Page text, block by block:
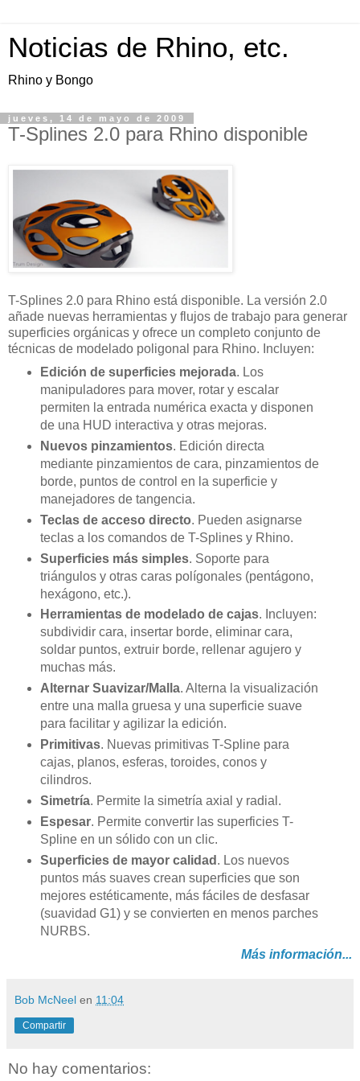
Noticias de Rhino, etc.
Rhino y Bongo
jueves, 14 de mayo de 2009
T-Splines 2.0 para Rhino disponible
T-Splines 2.0 para Rhino está disponible. La versión 2.0
añade nuevas herramientas y flujos de trabajo para generar
superficies orgánicas y ofrece un completo conjunto de
técnicas de modelado poligonal para Rhino. Incluyen:
Edición de superficies mejorada. Los
manipuladores para mover, rotar y escalar
permiten la entrada numérica exacta y disponen
de una HUD interactiva y otras mejoras.
Nuevos pinzamientos. Edición directa
mediante pinzamientos de cara, pinzamientos de
borde, puntos de control en la superficie y
manejadores de tangencia.
Teclas de acceso directo. Pueden asignarse
teclas a los comandos de T-Splines y Rhino.
Superficies más simples. Soporte para
triángulos y otras caras polígonales (pentágono,
hexágono, etc.).
Herramientas de modelado de cajas. Incluyen:
subdividir cara, insertar borde, eliminar cara,
soldar puntos, extruir borde, rellenar agujero y
muchas más.
Alternar Suavizar/Malla. Alterna la visualización
entre una malla gruesa y una superficie suave
para facilitar y agilizar la edición.
Primitivas. Nuevas primitivas T-Spline para
cajas, planos, esferas, toroides, conos y
cilindros.
Simetría. Permite la simetría axial y radial.
Espesar. Permite convertir las superficies T-
Spline en un sólido con un clic.
Superficies de mayor calidad . Los nuevos
puntos más suaves crean superficies que son
mejores estéticamente, más fáciles de desfasar
(suavidad G1) y se convierten en menos parches
NURBS.
Más información...
Bob McNeel en 11:04
Compartir
No hay comentarios: